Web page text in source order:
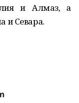
и Алмаз, а
и Севара.